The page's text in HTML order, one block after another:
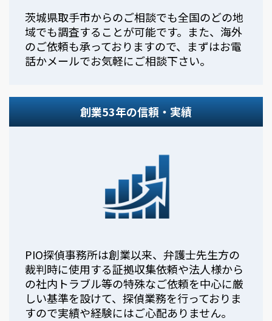
茨城県取手市からのご相談でも全国のどの地
域でも調査することが可能です。また、海外
のご依頼も承っておりますので、まずはお電
話かメールでお気軽にご相談下さい。
創業53年の信頼・実績
PIO探偵事務所は創業以来、弁護士先生方の
裁判時に使用する証拠収集依頼や法人様から
の社内トラブル等の特殊なご依頼を中心に厳
しい基準を設けて、探偵業務を行っておりま
すので実績や経験にはご心配ありません。